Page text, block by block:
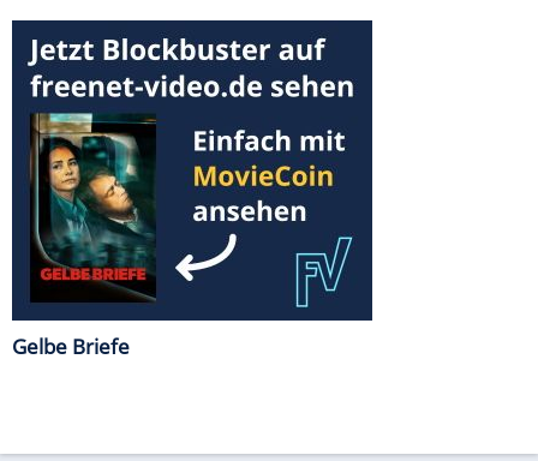
Gelbe Briefe